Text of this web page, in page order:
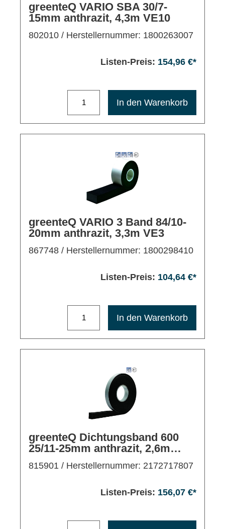
greenteQ VARIO SBA 30/7-
15mm anthrazit, 4,3m VE10
802010 / Herstellernummer: 1800263007
Listen-Preis: 154,96 €*
In den Warenkorb
greenteQ VARIO 3 Band 84/10-
20mm anthrazit, 3,3m VE3
867748 / Herstellernummer: 1800298410
Listen-Preis: 104,64 €*
In den Warenkorb
greenteQ Dichtungsband 600
25/11-25mm anthrazit, 2,6m
VE12, außen/mitte
815901 / Herstellernummer: 2172717807
Listen-Preis: 156,07 €*